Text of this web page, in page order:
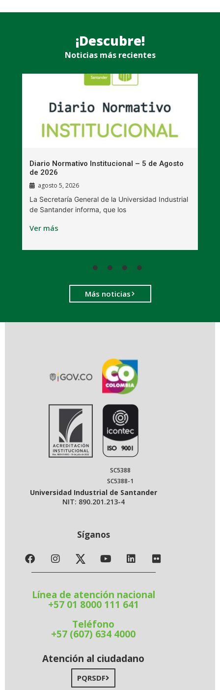
¡Descubre!
Noticias más recientes
Diario Normativo Institucional – 5 de Agosto
de 2026
agosto 5, 2026
La Secretaría General de la Universidad Industrial
de Santander informa, que los
Ver más
Más noticias